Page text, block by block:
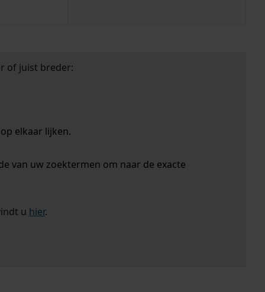
of juist breder:
elkaar lijken.
van uw zoektermen om naar de exacte
u hier.